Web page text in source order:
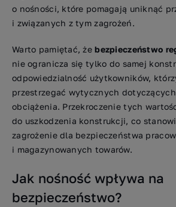
o nośności, które pomagają uniknąć
i związanych z tym zagrożeń.
Warto pamiętać, żebezpieczeństwo
nie ogranicza się tylko do samej
odpowiedzialność użytkowników,
przestrzegać wytycznych
obciążenia. Przekroczenie tych
do uszkodzenia konstrukcji, co
zagrożenie dla bezpieczeństwa
i magazynowanych towarów.
Jak nośność wpływa na
bezpieczeństwo?